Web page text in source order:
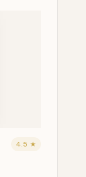
4.5 ★